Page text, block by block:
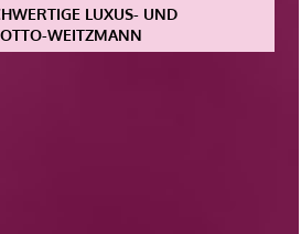
LUXUS- UND
WEITZMANN